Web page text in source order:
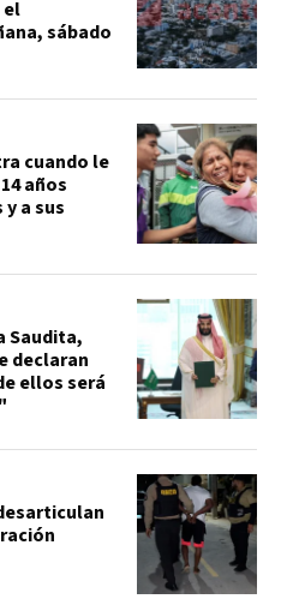
el
sábado
cuando le
años
a sus
Saudita,
declaran
ellos será